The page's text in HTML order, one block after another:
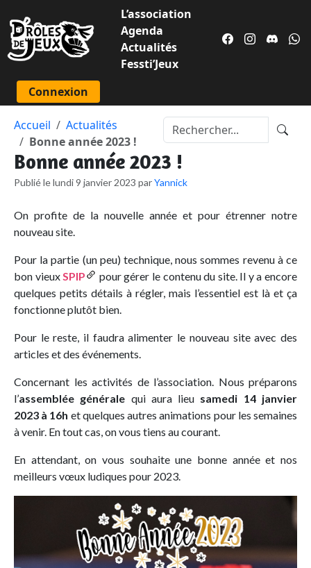
L’association
Agenda
Actualités
Fessti’Jeux
Connexion
Accueil
Actualités
Bonne année 2023 !
Bonne année 2023 !
Publié le lundi 9 janvier 2023 parYannick
On profite de la nouvelle année et pour étrenner notre
nouveau site.
Pour la partie (un peu) technique, nous sommes revenu à ce
bon vieuxSPIP
pour gérer le contenu du site. Il y a encore
quelques petits détails à régler, mais l’essentiel est là et ça
fonctionne plutôt bien.
Pour le reste, il faudra alimenter le nouveau site avec des
articles et des événements.
Concernant les activités de l’association. Nous préparons
l’assemblée générale qui aura lieu samedi 14 janvier
2023 à 16h et quelques autres animations pour les semaines
à venir. En tout cas, on vous tiens au courant.
En attendant, on vous souhaite une bonne année et nos
meilleurs vœux ludiques pour 2023.